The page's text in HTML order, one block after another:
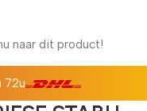
naar dit product!
72u